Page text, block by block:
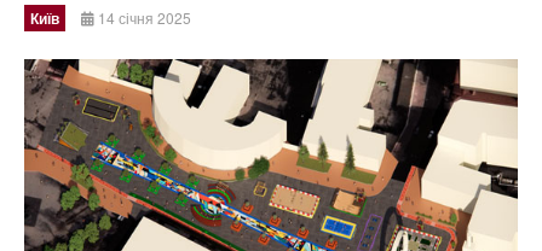
Київ 14 січня 2025